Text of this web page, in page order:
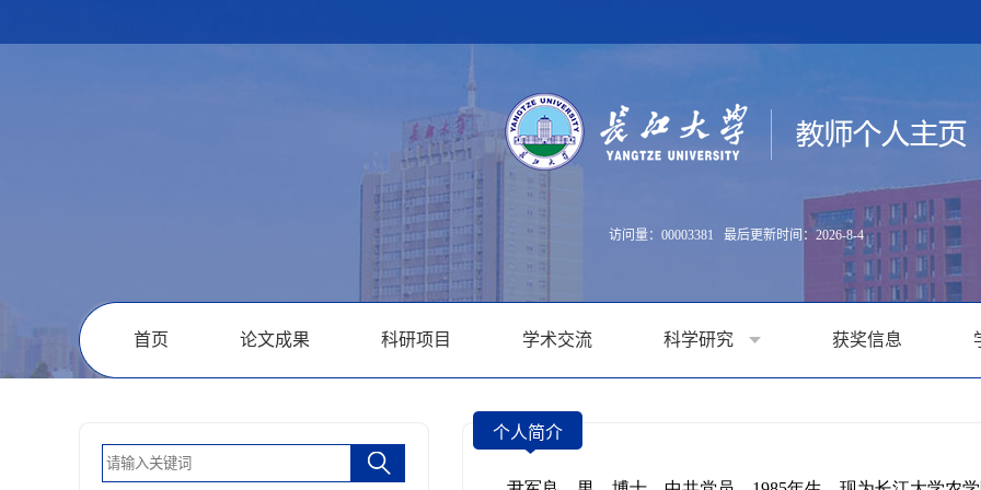
访问量： 00003381 最后更新时间： 2026-8-4
首页 论文成果 科研项目 学术交流 科学研究 获奖信息
个人简介